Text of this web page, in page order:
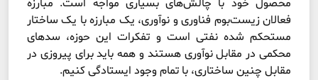
محصول خود با چالش‌های بسیاری مواجه است. مبارزه
فعالان زیست‌بوم فناوری و نوآوری، یک مبارزه با یک ساختار
مستحکم شده نفتی است و تفکرات این حوزه، سدهای
محکمی در مقابل نوآوری هستند و همه باید برای پیروزی در
مقابل چنین ساختاری، با تمام وجود ایستادگی کنیم.